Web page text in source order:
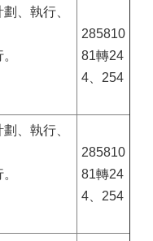
、執行、
285810
81轉24
4、254
、執行、
285810
81轉24
4、254